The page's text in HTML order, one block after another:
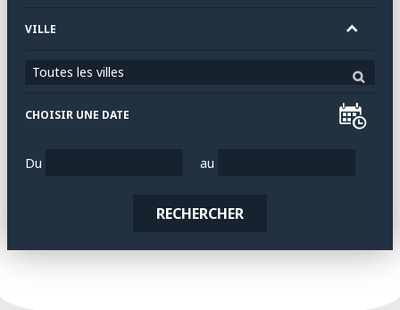
VILLE
Toutes les villes
CHOISIR UNE DATE
Du au
RECHERCHER